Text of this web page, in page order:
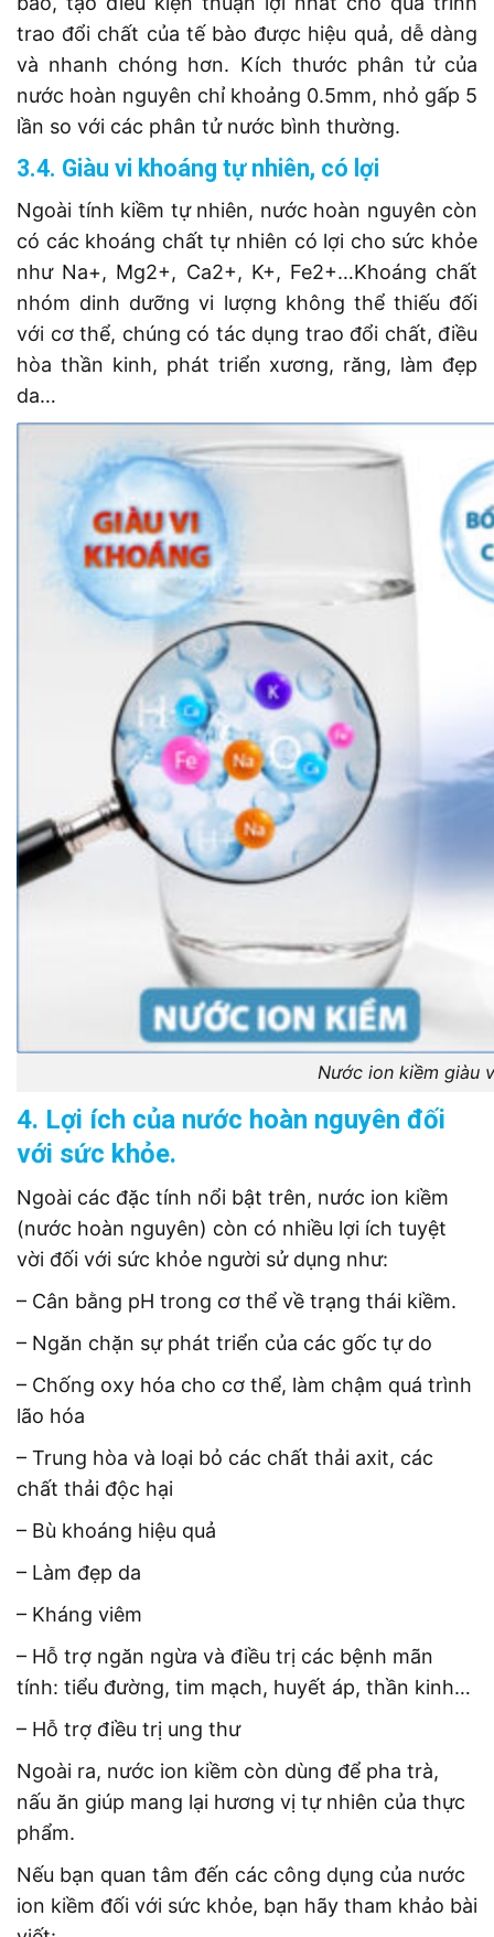
trao đổi chất của tế bào được hiệu quả, dễ dàng
và nhanh chóng hơn. Kích thước phân tử của
nước hoàn nguyên chỉ khoảng 0.5mm, nhỏ gấp 5
lần so với các phân tử nước bình thường.
3.4. Giàu vi khoáng tự nhiên, có lợi
Ngoài tính kiềm tự nhiên, nước hoàn nguyên còn
có các khoáng chất tự nhiên có lợi cho sức khỏe
như Na+, Mg2+, Ca2+, K+, Fe2+…Khoáng chất
nhóm dinh dưỡng vi lượng không thể thiếu đối
với cơ thể, chúng có tác dụng trao đổi chất, điều
hòa thần kinh, phát triển xương, răng, làm đẹp
da…
Nước ion kiềm giàu
4. Lợi ích của nước hoàn nguyên đối
với sức khỏe.
Ngoài các đặc tính nổi bật trên, nước ion kiềm
(nước hoàn nguyên) còn có nhiều lợi ích tuyệt
vời đối với sức khỏe người sử dụng như:
– Cân bằng pH trong cơ thể về trạng thái kiềm.
– Ngăn chặn sự phát triển của các gốc tự do
– Chống oxy hóa cho cơ thể, làm chậm quá trình
lão hóa
– Trung hòa và loại bỏ các chất thải axit, các
chất thải độc hại
– Bù khoáng hiệu quả
– Làm đẹp da
– Kháng viêm
– Hỗ trợ ngăn ngừa và điều trị các bệnh mãn
tính: tiểu đường, tim mạch, huyết áp, thần kinh…
– Hỗ trợ điều trị ung thư
Ngoài ra, nước ion kiềm còn dùng để pha trà,
nấu ăn giúp mang lại hương vị tự nhiên của thực
phẩm.
Nếu bạn quan tâm đến các công dụng của nước
ion kiềm đối với sức khỏe, bạn hãy tham khảo bài